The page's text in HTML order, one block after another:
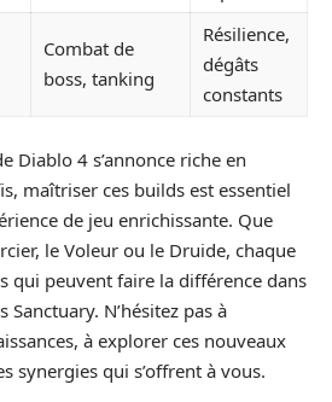
Combat de
boss, tanking
Résilience,
dégâts
constants
Diablo 4 s’annonce riche en
maîtriser ces builds est essentiel
de jeu enrichissante. Que
le Voleur ou le Druide, chaque
qui peuvent faire la différence dans
N’hésitez pas à
à explorer ces nouveaux
synergies qui s’offrent à vous.